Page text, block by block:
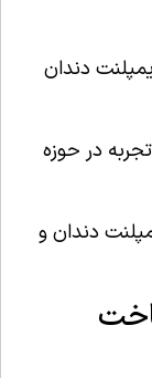
دندان
در حوزه
دندان و